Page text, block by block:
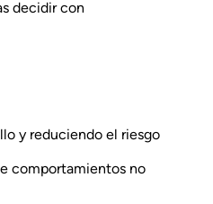
decidir con
y reduciendo el riesgo
comportamientos no